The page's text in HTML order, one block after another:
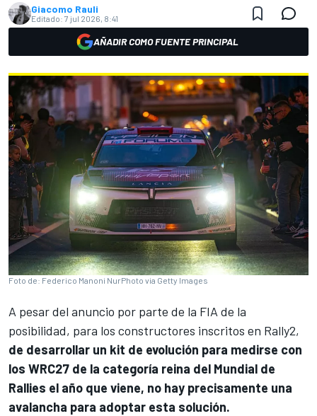
Giacomo Rauli
Editado: 7 jul 2026, 8:41
AÑADIR COMO FUENTE PRINCIPAL
Foto de: Federico Manoni NurPhoto via Getty Images
A pesar del anuncio por parte de la FIA de la
posibilidad, para los constructores inscritos en Rally2,
de desarrollar un kit de evolución para medirse con
los WRC27 de la categoría reina del Mundial de
Rallies el año que viene, no hay precisamente una
avalancha para adoptar esta solución.